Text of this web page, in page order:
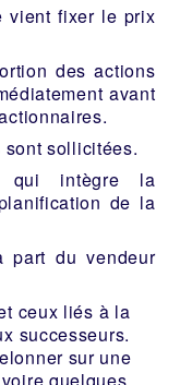
vient fixer le prix
des actions
avant
sollicitées.
qui intègre la
de la
part du vendeur
ceux liés à la
successeurs.
sur une